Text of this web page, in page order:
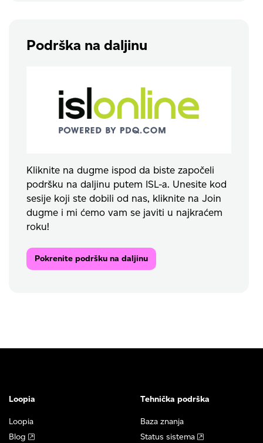
Podrška na daljinu
Kliknite na dugme ispod da biste započeli
podršku na daljinu putem ISL-a. Unesite kod
sesije koji ste dobili od nas, kliknite na Join
dugme i mi ćemo vam se javiti u najkraćem
roku!
Pokrenite podršku na daljinu
Loopia
Loopia
Blog
Tehnička podrška
Baza znanja
Status sistema